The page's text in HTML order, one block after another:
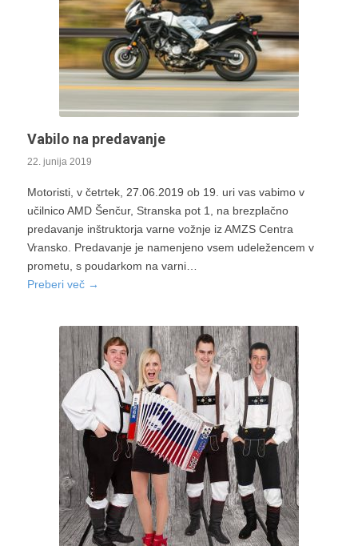
Vabilo na predavanje
22. junija 2019
Motoristi, v četrtek, 27.06.2019 ob 19. uri vas vabimo v
učilnico AMD Šenčur, Stranska pot 1, na brezplačno
predavanje inštruktorja varne vožnje iz AMZS Centra
Vransko. Predavanje je namenjeno vsem udeležencem v
prometu, s poudarkom na varni…
Preberi več→